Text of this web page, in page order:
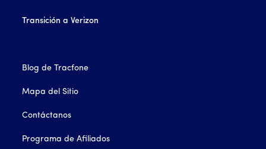
Transición a Verizon
Blog de Tracfone
Mapa del Sitio
Contáctanos
Programa de Afiliados